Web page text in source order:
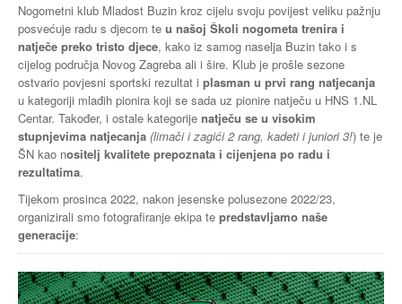
Nogometni klub Mladost Buzin kroz cijelu svoju povijest veliku pažnju
posvećuje radu s djecom te u našoj Školi nogometa trenira i
natječe preko tristo djece, kako iz samog naselja Buzin tako i s
cijelog područja Novog Zagreba ali i šire. Klub je prošle sezone
ostvario povjesni sportski rezultat i plasman u prvi rang natjecanja
u kategoriji mlađih pionira koji se sada uz pionire natječu u HNS 1.NL
Centar. Također, i ostale kategorije natječu se u visokim
stupnjevima natjecanja (limači i zagići 2 rang, kadeti i juniori 3!) te je
ŠN kao nositelj kvalitete prepoznata i cijenjena po radu i
rezultatima.
Tijekom prosinca 2022, nakon jesenske polusezone 2022/23,
organizirali smo fotografiranje ekipa te predstavljamo naše
generacije: